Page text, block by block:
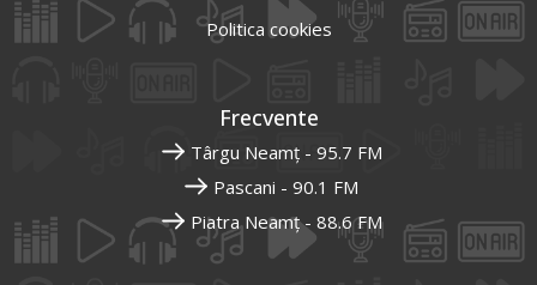
Politica cookies
Frecvente
Târgu Neamț - 95.7 FM
Pascani - 90.1 FM
Piatra Neamț - 88.6 FM